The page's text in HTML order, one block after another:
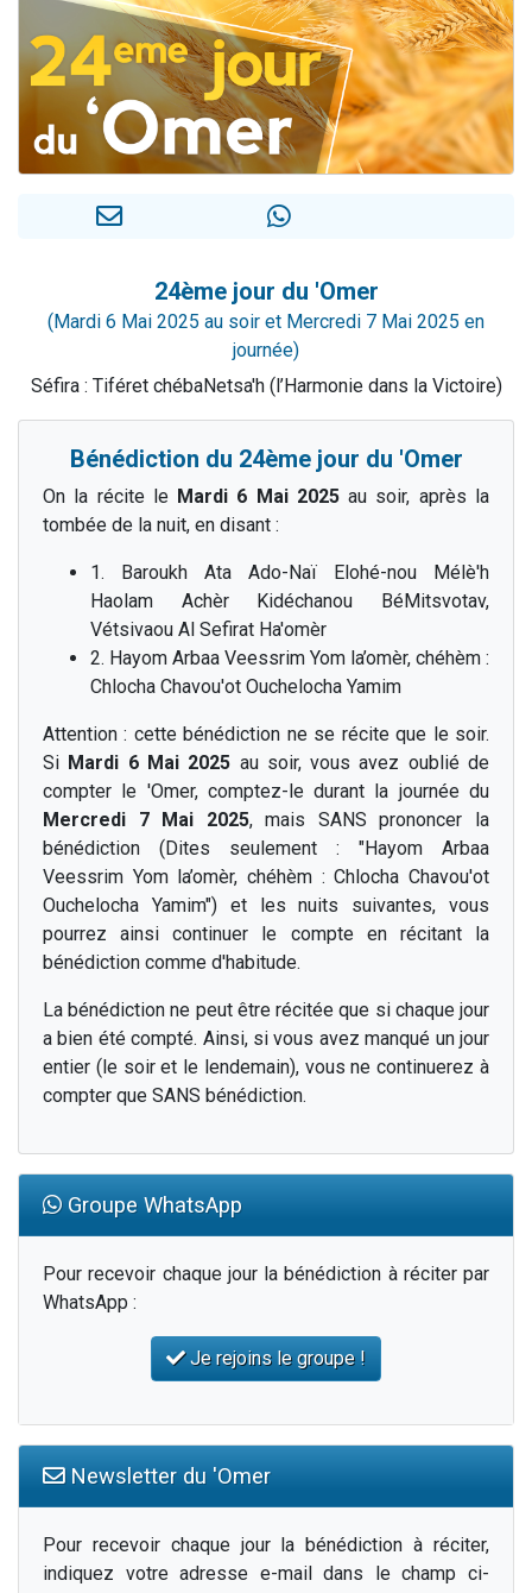
13 personnes viennent de demander une bénédiction
30 personnes viennent de faire un don pour Sauvez la jambe de Yohan
Il reste 49 places pour étudier en groupe sur Zoom
12 nouvelles musiques dans Torah-Box Music
29 personnes viennent de demander une bénédiction
24ème jour du 'Omer
(Mardi 6 Mai 2025 au soir et Mercredi 7 Mai 2025 en
journée)
Séfira : Tiféret chébaNetsa'h (l’Harmonie dans la Victoire)
Bénédiction du 24ème jour du 'Omer
On la récite le Mardi 6 Mai 2025au soir, après la
tombée de la nuit, en disant :
1. Baroukh Ata Ado-Naï Elohé-nou Mélè'h
Haolam Achèr Kidéchanou BéMitsvotav,
Vétsivaou Al Sefirat Ha'omèr
2. Hayom Arbaa Veessrim Yom la’omèr, chéhèm :
Chlocha Chavou'ot Ouchelocha Yamim
Attention : cette bénédiction ne se récite que le soir.
Si Mardi 6 Mai 2025 au soir, vous avez oublié de
compter le 'Omer, comptez-le durant la journée du
Mercredi 7 Mai 2025, mais SANS prononcer la
bénédiction (Dites seulement : "Hayom Arbaa
Veessrim Yom la’omèr, chéhèm : Chlocha Chavou'ot
Ouchelocha Yamim") et les nuits suivantes, vous
pourrez ainsi continuer le compte en récitant la
bénédiction comme d'habitude.
La bénédiction ne peut être récitée que si chaque jour
a bien été compté. Ainsi, si vous avez manqué un jour
entier (le soir et le lendemain), vous ne continuerez à
compter que SANS bénédiction.
Groupe WhatsApp
Pour recevoir chaque jour la bénédiction à réciter par
WhatsApp :
Je rejoins le groupe !
Newsletter du 'Omer
Pour recevoir chaque jour la bénédiction à réciter,
indiquez votre adresse e-mail dans le champ ci-